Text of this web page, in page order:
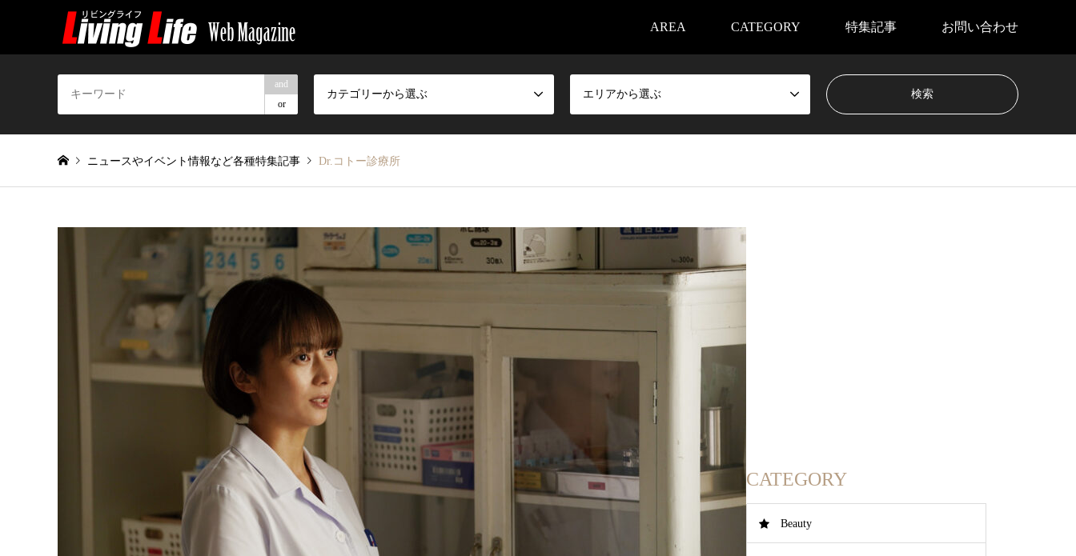
AREA CATEGORY 特集記事 お問い合わせ
and
or
カテゴリーから選ぶ エリアから選ぶ
ニュースやイベント情報など各種特集記事 Dr.コトー診療所
CATEGORY
Beauty